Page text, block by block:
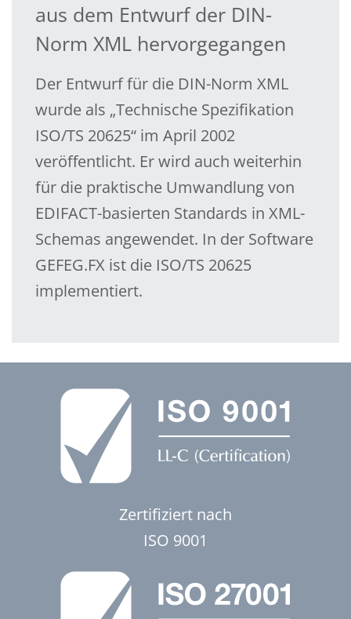
aus dem Entwurf der DIN-
Norm XML hervorgegangen
Der Entwurf für die DIN-Norm XML
wurde als „Technische Spezifikation
ISO/TS 20625“ im April 2002
veröffentlicht. Er wird auch weiterhin
für die praktische Umwandlung von
EDIFACT-basierten Standards in XML-
Schemas angewendet. In der Software
GEFEG.FX ist die ISO/TS 20625
implementiert.
Zertifiziert nach
ISO 9001